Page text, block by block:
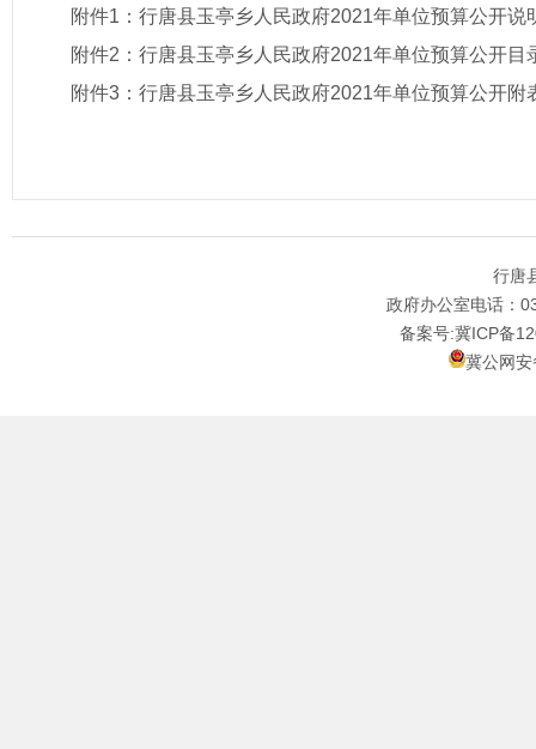
附件1： 行唐县玉亭乡人民政府2021年单位预算公开说
附件2： 行唐县玉亭乡人民政府2021年单位预算公开目
附件3： 行唐县玉亭乡人民政府2021年单位预算公开附